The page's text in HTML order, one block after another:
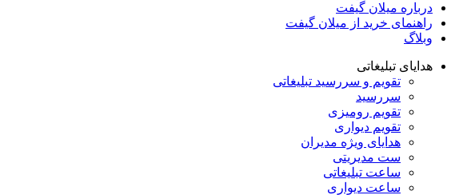
درباره میلان گیفت
راهنمای خرید از میلان گیفت
وبلاگ
هدایای تبلیغاتی
تقویم و سررسید تبلیغاتی
سررسید
تقویم رومیزی
تقویم دیواری
هدایای ویژه مدیران
ست مدیریتی
ساعت تبلیغاتی
ساعت دیواری